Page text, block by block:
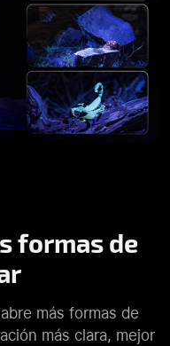
formas de
más formas de
más clara, mejor